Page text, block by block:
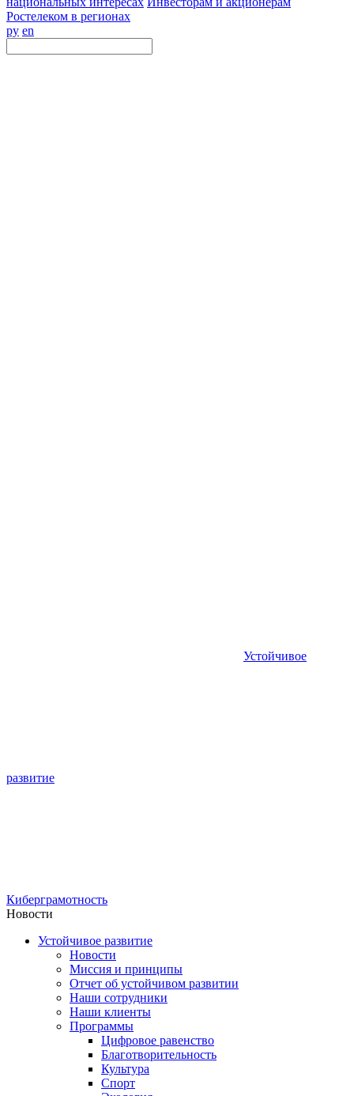
Ростелеком в регионах
ру en
Устойчивое
развитие
Киберграмотность
Новости
Устойчивое развитие
Новости
Миссия и принципы
Отчет об устойчивом развитии
Наши сотрудники
Наши клиенты
Программы
Цифровое равенство
Благотворительность
Культура
Спорт